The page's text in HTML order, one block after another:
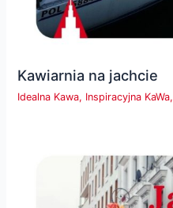
Kawiarnia na jachcie
Idealna Kawa, Inspiracyjna KaWa,